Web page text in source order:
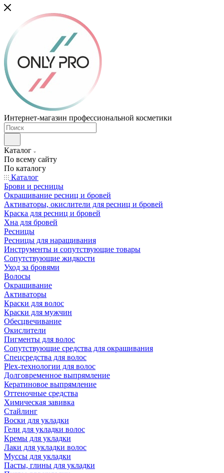
Интернет-магазин профессиональной косметики
Каталог
По всему сайту
По каталогу
Каталог
Брови и ресницы
Окрашивание ресниц и бровей
Активаторы, окислители для ресниц и бровей
Краска для ресниц и бровей
Хна для бровей
Ресницы
Ресницы для наращивания
Инструменты и сопутствующие товары
Сопутствующие жидкости
Уход за бровями
Волосы
Окрашивание
Активаторы
Краски для волос
Краски для мужчин
Обесцвечивание
Окислители
Пигменты для волос
Сопутствующие средства для окрашивания
Спецсредства для волос
Plex-технологии для волос
Долговременное выпрямление
Кератиновое выпрямление
Оттеночные средства
Химическая завивка
Стайлинг
Воски для укладки
Гели для укладки волос
Кремы для укладки
Лаки для укладки волос
Муссы для укладки
Пасты, глины для укладки